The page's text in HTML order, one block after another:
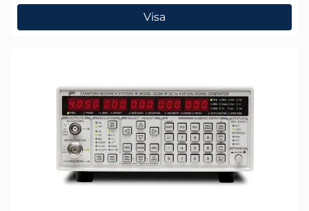
, SRS SG386 RF Signalgenerator
Visa